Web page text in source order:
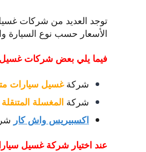
توجد العديد من شركات
الأسعار حسب نوع السيارة
فيما يلي بعض شركات غسيل
شركةغسيل سيارات
شركة المغسلة
اكسبيريس واش كار
عند اختيار شركة غسيل